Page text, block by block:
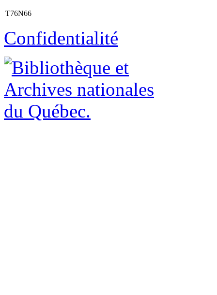
T76N66
Confidentialité